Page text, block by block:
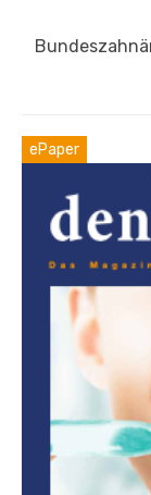
Nächster
ePaper